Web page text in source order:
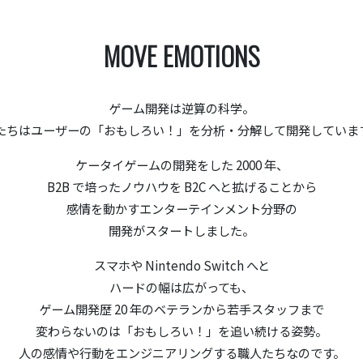
MOVE EMOTIONS
ゲーム開発は逆算の科学。
ちはユーザーの「おもしろい！」を分析・分解して開発していま
ケータイゲームの開発をした 2000 年、
B2B で培ったノウハウを B2C へと拡げることから
感情を動かすエンターテインメント分野の
開発がスタートしました。
スマホや Nintendo Switch へと
ハードの幅は広がっても、
ゲーム開発歴 20 年のベテランから若手スタッフまで
変わらないのは「おもしろい！」を追い続ける姿勢。
人の感情や行動をエンジニアリングする職人たちなのです。